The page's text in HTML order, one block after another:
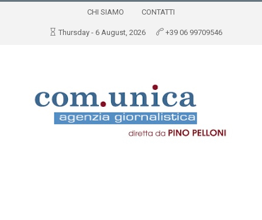
CHI SIAMO CONTATTI
Thursday - 6 August, 2026 +39 06 99709546